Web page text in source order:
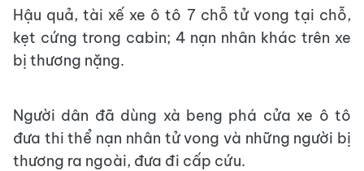
Hậu quả, tài xế xe ô tô 7 chỗ tử vong tại chỗ,
kẹt cứng trong cabin; 4 nạn nhân khác trên xe
bị thương nặng.
Người dân đã dùng xà beng phá cửa xe ô tô
đưa thi thể nạn nhân tử vong và những người bị
thương ra ngoài, đưa đi cấp cứu.